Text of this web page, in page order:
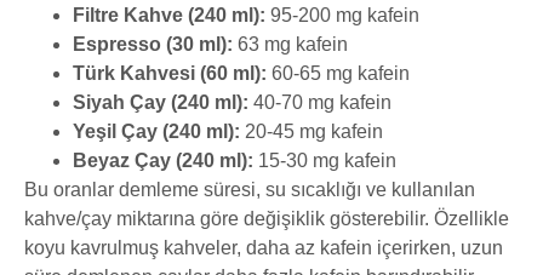
Filtre Kahve (240 ml): 95-200 mg kafein
Espresso (30 ml): 63 mg kafein
Türk Kahvesi (60 ml): 60-65 mg kafein
Siyah Çay (240 ml): 40-70 mg kafein
Yeşil Çay (240 ml): 20-45 mg kafein
Beyaz Çay (240 ml): 15-30 mg kafein
Bu oranlar demleme süresi, su sıcaklığı ve kullanılan
kahve/çay miktarına göre değişiklik gösterebilir. Özellikle
koyu kavrulmuş kahveler, daha az kafein içerirken, uzun